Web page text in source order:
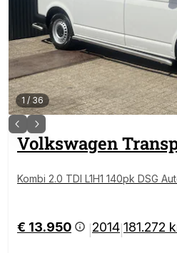
1 / 36
Volkswagen
Kombi 2.0 TDI L1H1 140pk DSG
Groepsvervoer Taxi
van
€ 13.950 2014 181.272